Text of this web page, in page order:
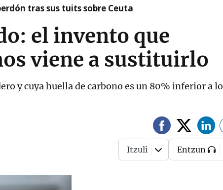
tras sus tuits sobre Ceuta
el invento que
viene a sustituirlo
y cuya huella de carbono es un 80% inferior a lo
Itzuli Entzun